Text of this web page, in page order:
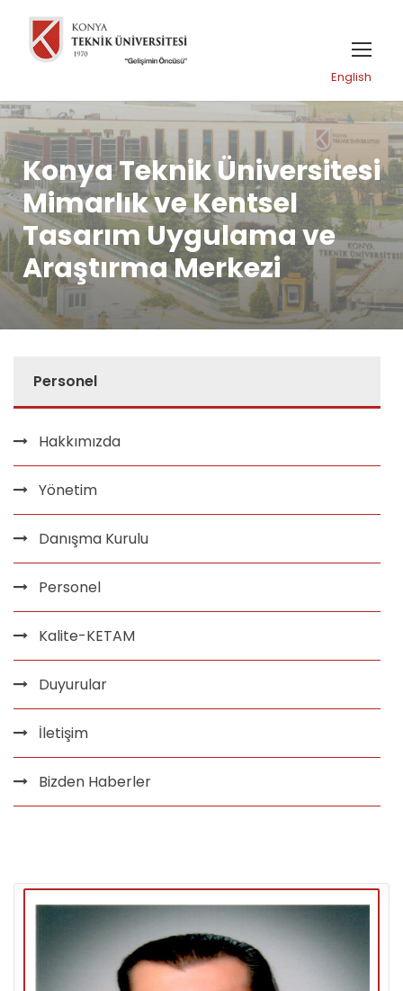
English
Konya Teknik Üniversitesi
Mimarlık ve Kentsel
Tasarım Uygulama ve
Araştırma Merkezi
Personel
Hakkımızda
Yönetim
Danışma Kurulu
Personel
Kalite-KETAM
Duyurular
İletişim
Bizden Haberler